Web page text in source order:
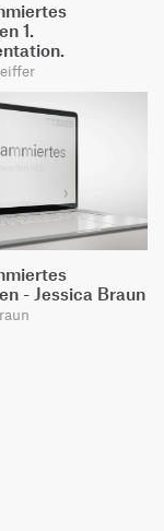
1.
- Jessica Braun